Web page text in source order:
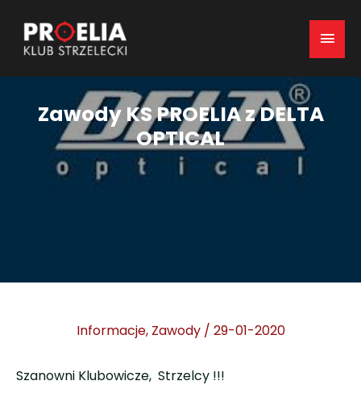
Main
Zawody KS PROELIA z DELTA
OPTICAL
Informacje, Zawody/ 29-01-2020
Szanowni Klubowicze, Strzelcy !!!